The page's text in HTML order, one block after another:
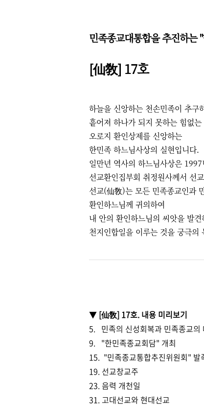
민족종교대통합을 추진하는
[仙敎] 17호
하늘을 신앙하는 천손민족이 추구
흩어져 하나가 되지 못하는 힘없
오로지 환인상제를 신앙하는
한민족 하느님사상의 실현입니다.
일만년 역사의 하느님사상은 1997
선교환인집부회 취정원사께서 선
선교(仙敎)는 모든 민족종교인과
환인하느님께 귀의하여
내 안의 환인하느님의 씨앗을 발
천지인합일을 이루는 것을 궁극의
▼ [仙敎] 17호. 내용 미리보기
5. 민족의 신성회복과 민족종교의
9. "한민족종교회담" 개최
15. "민족종교통합추진위원회" 발
19. 선교창교주
23. 음력 개천일
31. 고대선교와 현대선교